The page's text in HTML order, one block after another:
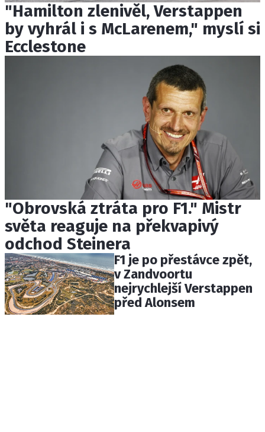
"Hamilton zlenivěl, Verstappen
by vyhrál i s McLarenem," myslí si
Ecclestone
"Obrovská ztráta pro F1." Mistr
světa reaguje na překvapivý
odchod Steinera
F1 je po přestávce zpět,
v Zandvoortu
nejrychlejší Verstappen
před Alonsem